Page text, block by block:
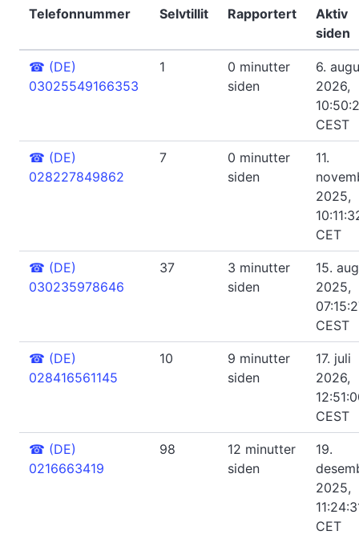
Telefonnummer Selvtillit Rapportert
Aktiv
siden
☎ (DE)
03025549166353
1
0 minutter
siden
6.
2026,
CEST
☎ (DE)
028227849862
7
0 minutter
siden
11.
2025,
CET
☎ (DE)
030235978646
37
3 minutter
siden
15.
2025,
CEST
☎ (DE)
028416561145
10
9 minutter
siden
17. juli
2026,
CEST
☎ (DE)
0216663419
98
12 minutter
siden
19.
2025,
CET